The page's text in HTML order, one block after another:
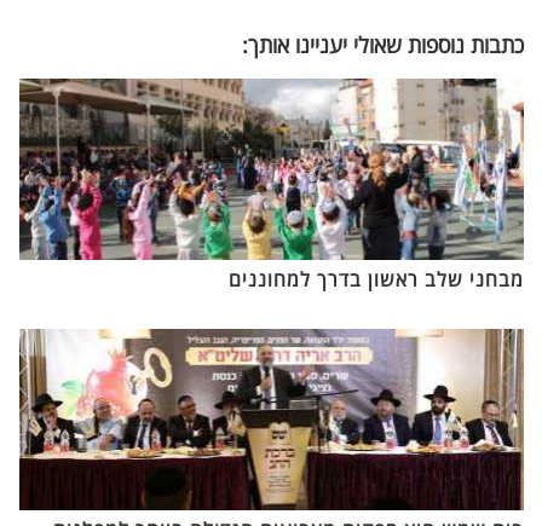
כתבות נוספות שאולי יעניינו אותך:
מבחני שלב ראשון בדרך למחוננים